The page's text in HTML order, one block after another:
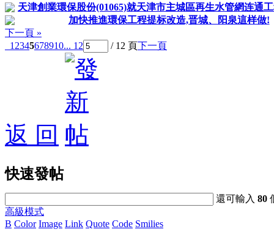
天津創業環保股份(01065)就天津市主城區再生水管網连通
加快推進環保工程提标改造,晋城、阳泉這样做!
下一頁 »
1 2345678910... 12 / 12 頁下一頁
返 回
快速發帖
還可輸入80
高級模式
B Color Image Link Quote Code Smilies